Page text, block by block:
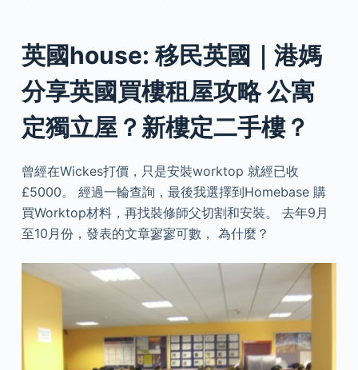
英國house: 移民英國｜港媽
分享英國買樓租屋攻略 公寓
定獨立屋？新樓定二手樓？
曾經在Wickes打價，只是安裝worktop 就經已收
£5000。 經過一輪查詢，最後我選擇到Homebase 購
買Worktop材料，再找裝修師父切割和安裝。 去年9月
至10月份，發表的文章寥寥可數， 為什麼？